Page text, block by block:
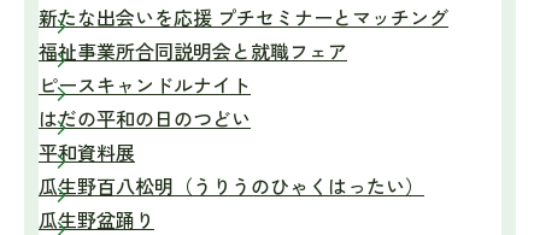
新たな出会いを応援 プチセミナーとマッチング
福祉事業所合同説明会と就職フェア
ピースキャンドルナイト
はだの平和の日のつどい
平和資料展
瓜生野百八松明（うりうのひゃくはったい）
瓜生野盆踊り